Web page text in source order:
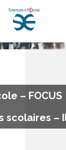
– FOCUS
scolaires –